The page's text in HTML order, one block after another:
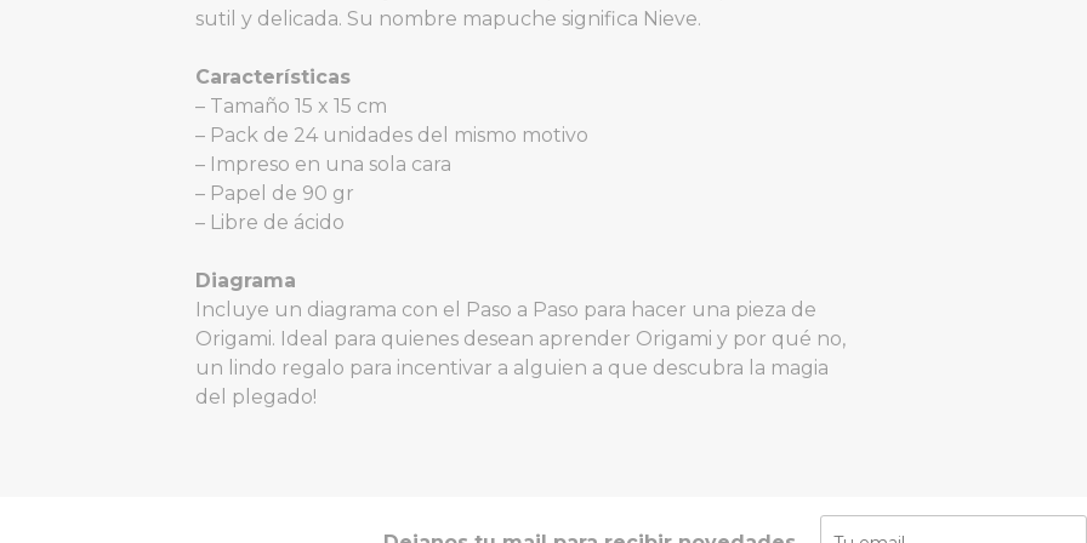
sutil y delicada. Su nombre mapuche significa Nieve.
Características
– Tamaño 15 x 15 cm
– Pack de 24 unidades del mismo motivo
– Impreso en una sola cara
– Papel de 90 gr
– Libre de ácido
Diagrama
Incluye un diagrama con el Paso a Paso para hacer una pieza de
Origami. Ideal para quienes desean aprender Origami y por qué no,
un lindo regalo para incentivar a alguien a que descubra la magia
del plegado!